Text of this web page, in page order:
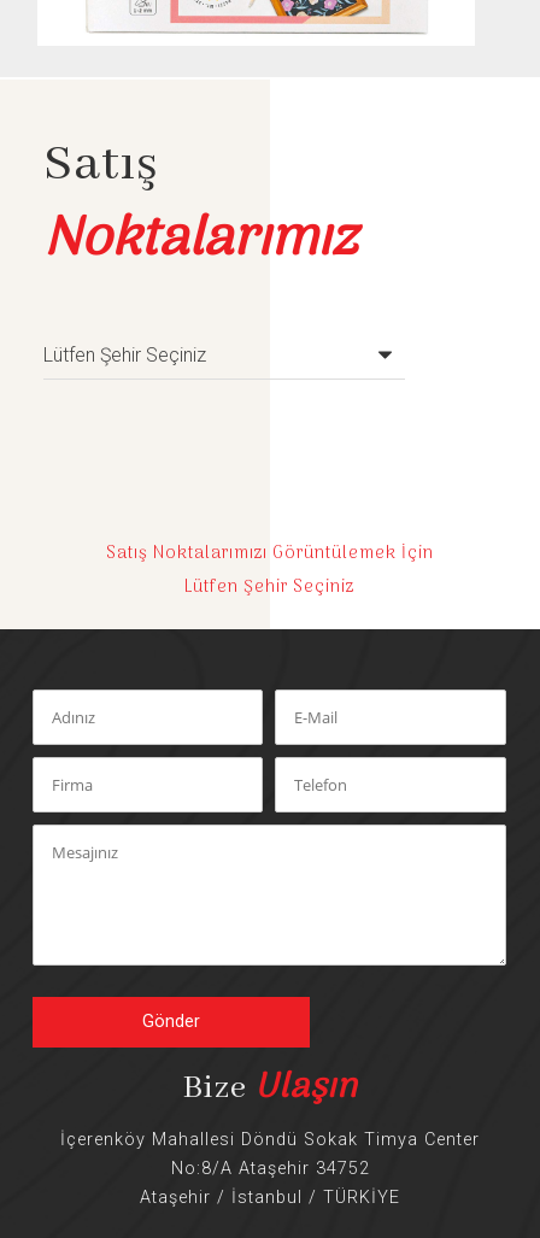
Satış
Noktalarımız
Satış Noktalarımızı Görüntülemek İçin
Lütfen Şehir Seçiniz
Gönder
Bize Ulaşın
İçerenköy Mahallesi Döndü Sokak Timya Center
No:8/A Ataşehir 34752
Ataşehir / İstanbul / TÜRKİYE